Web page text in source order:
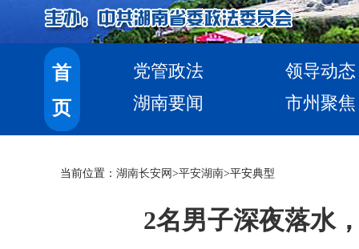
首
页
党管政法
领导动态
湖南要闻
市州聚焦
当前位置： 湖南长安网 >平安湖南>平安典型
2名男子深夜落水